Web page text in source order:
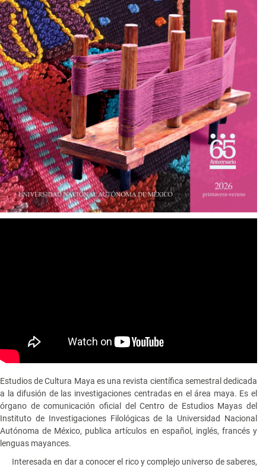
Estudios de Cultura Maya es una revista científica semestral dedicada
a la difusión de las investigaciones centradas en el área maya. Es el
órgano de comunicación oficial del Centro de Estudios Mayas del
Instituto de Investigaciones Filológicas de la Universidad Nacional
Autónoma de México, publica artículos en español, inglés, francés y
lenguas mayances.
Interesada en dar a conocer el rico y complejo universo de saberes,